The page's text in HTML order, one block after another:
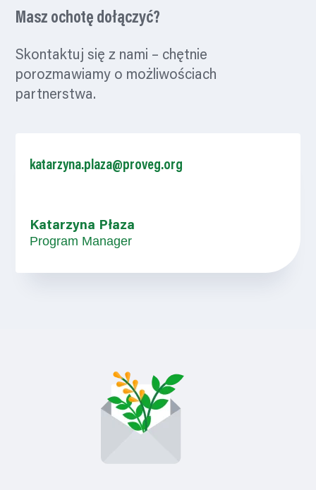
Masz ochotę dołączyć?
Skontaktuj się z nami – chętnie
porozmawiamy o możliwościach
partnerstwa.
Katarzyna Płaza
Program Manager
katarzyna.plaza@proveg.org